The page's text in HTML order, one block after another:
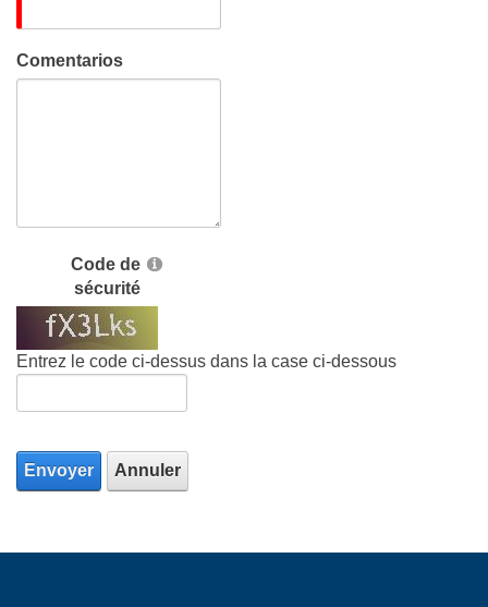
Comentarios
Code de
sécurité
Entrez le code ci-dessus dans la case ci-dessous
Envoyer Annuler